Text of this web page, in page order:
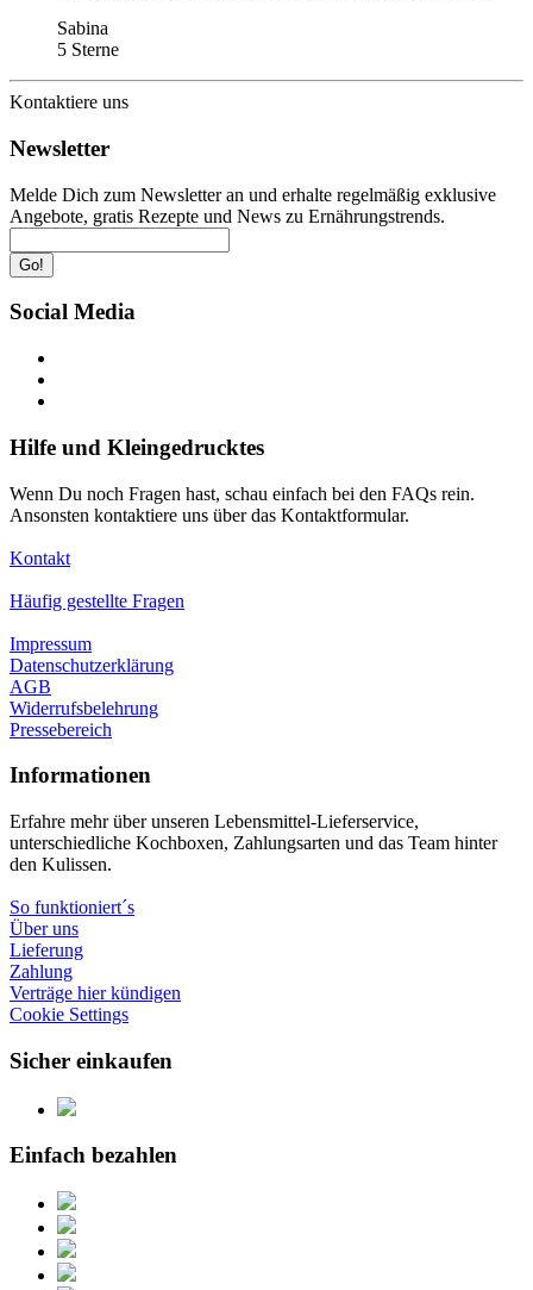
Sabina
5 Sterne
Kontaktiere uns
Newsletter
Melde Dich zum Newsletter an und erhalte regelmäßig exklusive
Angebote, gratis Rezepte und News zu Ernährungstrends.
Go!
Social Media
Hilfe und Kleingedrucktes
Wenn Du noch Fragen hast, schau einfach bei den FAQs rein.
Ansonsten kontaktiere uns über das Kontaktformular.
Kontakt
Häufig gestellte Fragen
Impressum
Datenschutzerklärung
AGB
Widerrufsbelehrung
Pressebereich
Informationen
Erfahre mehr über unseren Lebensmittel-Lieferservice,
unterschiedliche Kochboxen, Zahlungsarten und das Team hinter
den Kulissen.
So funktioniert´s
Über uns
Lieferung
Zahlung
Verträge hier kündigen
Cookie Settings
Sicher einkaufen
Einfach bezahlen